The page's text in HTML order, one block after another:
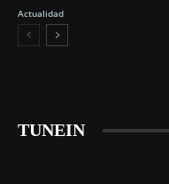
Actualidad
TUNEIN